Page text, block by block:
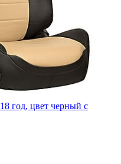
год, цвет черный с